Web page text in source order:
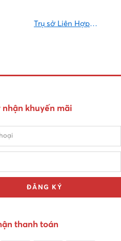
Trụ sở Liên Hợp
nhận khuyến mãi
ĐĂNG KÝ
thanh toán